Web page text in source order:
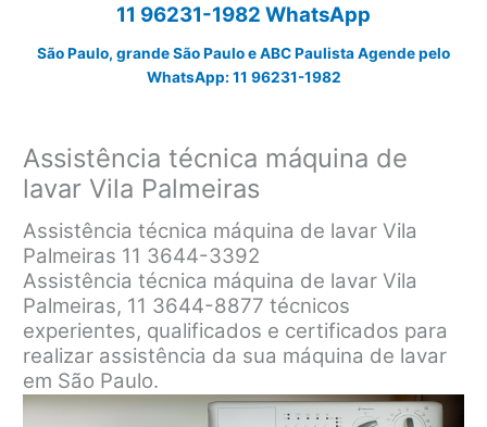
11 96231-1982 WhatsApp
São Paulo, grande São Paulo e ABC Paulista Agende pelo
WhatsApp: 11 96231-1982
Assistência técnica máquina de
lavar Vila Palmeiras
Assistência técnica máquina de lavar Vila
Palmeiras 11 3644-3392
Assistência técnica máquina de lavar Vila
Palmeiras, 11 3644-8877 técnicos
experientes, qualificados e certificados para
realizar assistência da sua máquina de lavar
em São Paulo.